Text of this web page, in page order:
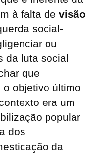
à falta devisão
social-
ou
da luta social
que
o objetivo último
era um
popular
dos
da